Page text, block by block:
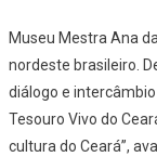
Museu Mestra Ana
nordeste brasileiro.
diálogo e
Tesouro Vivo do
cultura do Ceará”,